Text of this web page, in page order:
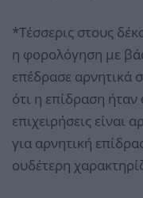
*Τέσσερις στους
η φορολόγηση με
επέδρασε αρνητικά
ότι η επίδραση ήταν
επιχειρήσεις είναι
για αρνητική
ουδέτερη